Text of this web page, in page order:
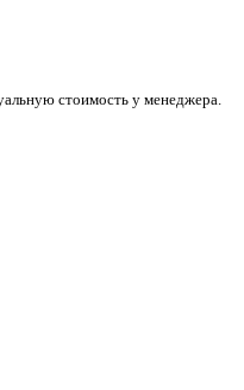
стоимость у менеджера.